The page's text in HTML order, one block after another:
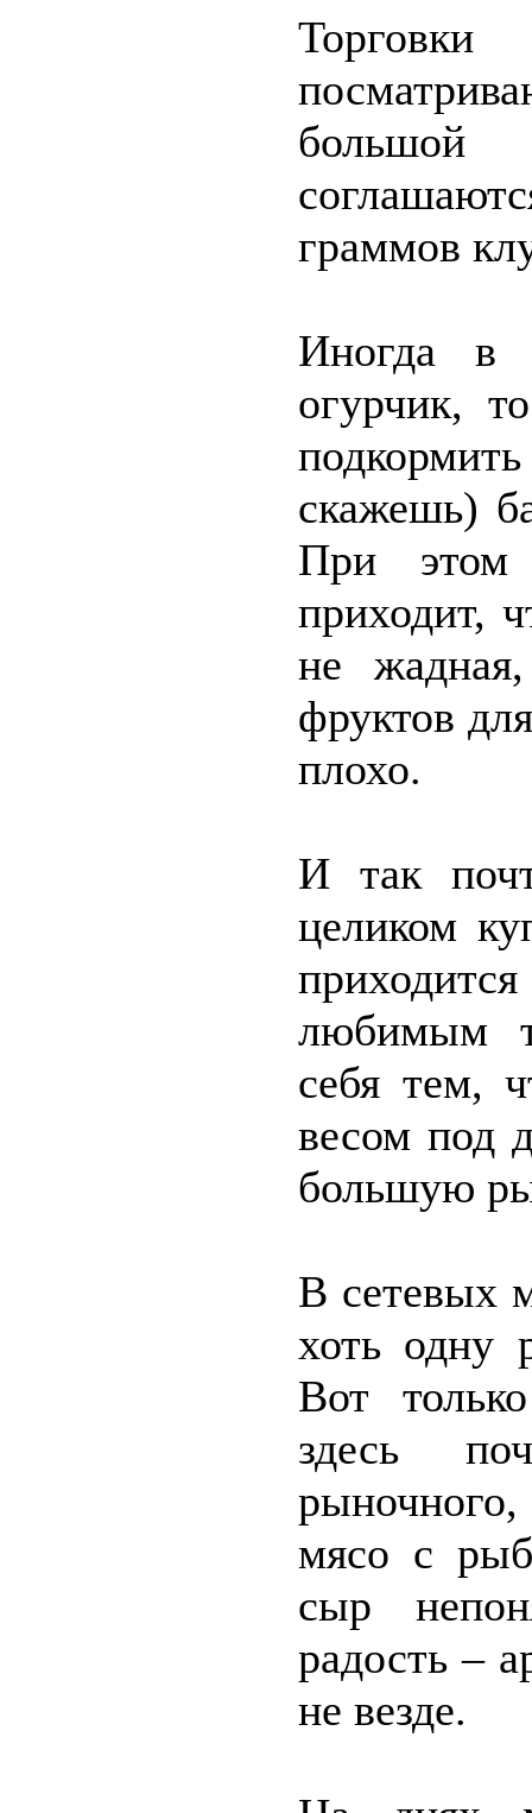
большой
граммов
Иногда в
огурчик,
скажешь)
При
приходит,
не
фруктов
плохо.
И так
целиком
любимым
себя тем,
весом под
большую
В сетевых
хоть одну
Вот
здесь
мясо с
сыр
радость –
не везде.